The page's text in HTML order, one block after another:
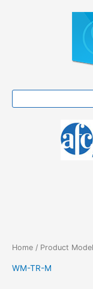
Home / Product
WM-TR-M